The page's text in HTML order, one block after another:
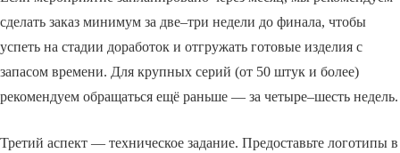
сделать заказ минимум за две–три недели до финала, чтобы
успеть на стадии доработок и отгружать готовые изделия с
запасом времени. Для крупных серий (от 50 штук и более)
рекомендуем обращаться ещё раньше — за четыре–шесть недель.
Третий аспект — техническое задание. Предоставьте логотипы в